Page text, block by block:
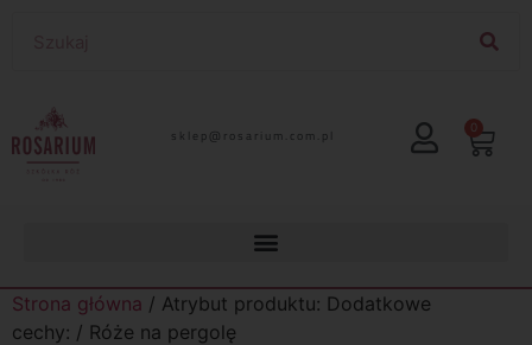
lp.moc.muirasor@pelks 0
Strona główna / Atrybut produktu: Dodatkowe
cechy: / Róże na pergolę